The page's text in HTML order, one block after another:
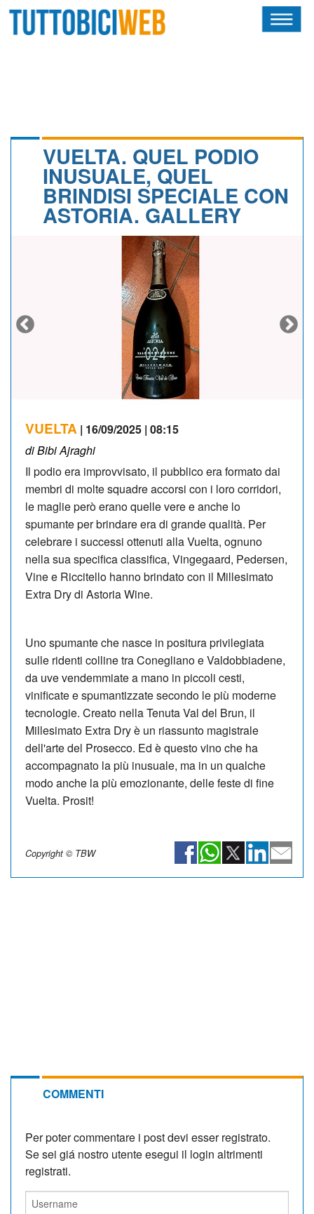
CALENDARIO
VUELTA. QUEL PODIO
INUSUALE, QUEL
BRINDISI SPECIALE CON
ASTORIA. GALLERY
VUELTA | 16/09/2025 | 08:15
di Bibi Ajraghi
Il podio era improvvisato, il pubblico era formato dai
membri di molte squadre accorsi con i loro corridori,
le maglie però erano quelle vere e anche lo
spumante per brindare era di grande qualità. Per
celebrare i successi ottenuti alla Vuelta, ognuno
nella sua specifica classifica, Vingegaard, Pedersen,
Vine e Riccitello hanno brindato con il Millesimato
Extra Dry di Astoria Wine.
Uno spumante che nasce in positura privilegiata
sulle ridenti colline tra Conegliano e Valdobbiadene,
da uve vendemmiate a mano in piccoli cesti,
vinificate e spumantizzate secondo le più moderne
tecnologie. Creato nella Tenuta Val del Brun, il
Millesimato Extra Dry è un riassunto magistrale
dell'arte del Prosecco. Ed è questo vino che ha
accompagnato la più inusuale, ma in un qualche
modo anche la più emozionante, delle feste di fine
Vuelta. Prosit!
Copyright © TBW
COMMENTI
Per poter commentare i post devi esser registrato.
Se sei giá nostro utente esegui il login altrimenti
registrati.